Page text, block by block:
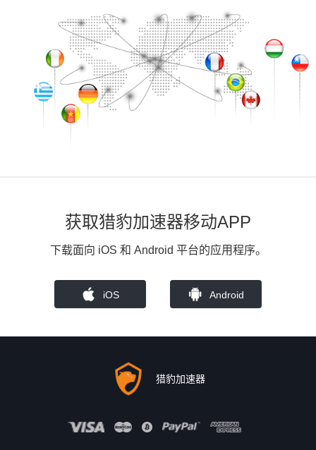
获取猎豹加速器移动APP
下载面向 iOS 和 Android 平台的应用程序。
iOS Android
猎豹加速器